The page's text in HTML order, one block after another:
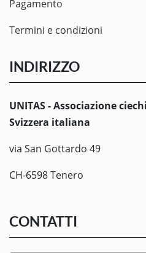
Pagamento
Termini e condizioni
INDIRIZZO
UNITAS - Associazione
Svizzera italiana
via San Gottardo 49
CH-6598 Tenero
CONTATTI